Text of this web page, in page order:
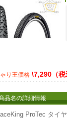
り王価格 \7,290（税
品名の詳細情報
ProTec タイヤ